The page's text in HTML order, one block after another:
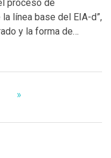
proceso de
línea base del EIA-d”,
y la forma de…
»